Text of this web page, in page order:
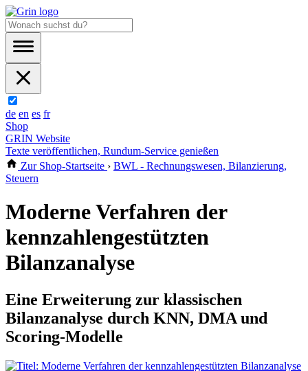
de en es fr
Shop
GRIN Website
Texte veröffentlichen, Rundum-Service genießen
Zur Shop-Startseite › BWL - Rechnungswesen, Bilanzierung,
Steuern
Moderne Verfahren der
kennzahlengestützten
Bilanzanalyse
Eine Erweiterung zur klassischen
Bilanzanalyse durch KNN, DMA und
Scoring-Modelle